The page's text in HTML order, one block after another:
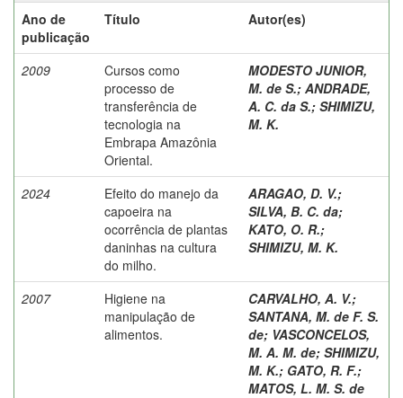
Ano de
publicação
Título Autor(es)
2009
Cursos como
processo de
transferência de
tecnologia na
Embrapa Amazônia
Oriental.
MODESTO JUNIOR,
M. de S.; ANDRADE,
A. C. da S.; SHIMIZU,
M. K.
2024
Efeito do manejo da
capoeira na
ocorrência de plantas
daninhas na cultura
do milho.
ARAGAO, D. V.;
SILVA, B. C. da;
KATO, O. R.;
SHIMIZU, M. K.
2007
Higiene na
manipulação de
alimentos.
CARVALHO, A. V.;
SANTANA, M. de F. S.
de; VASCONCELOS,
M. A. M. de; SHIMIZU,
M. K.; GATO, R. F.;
MATOS, L. M. S. de